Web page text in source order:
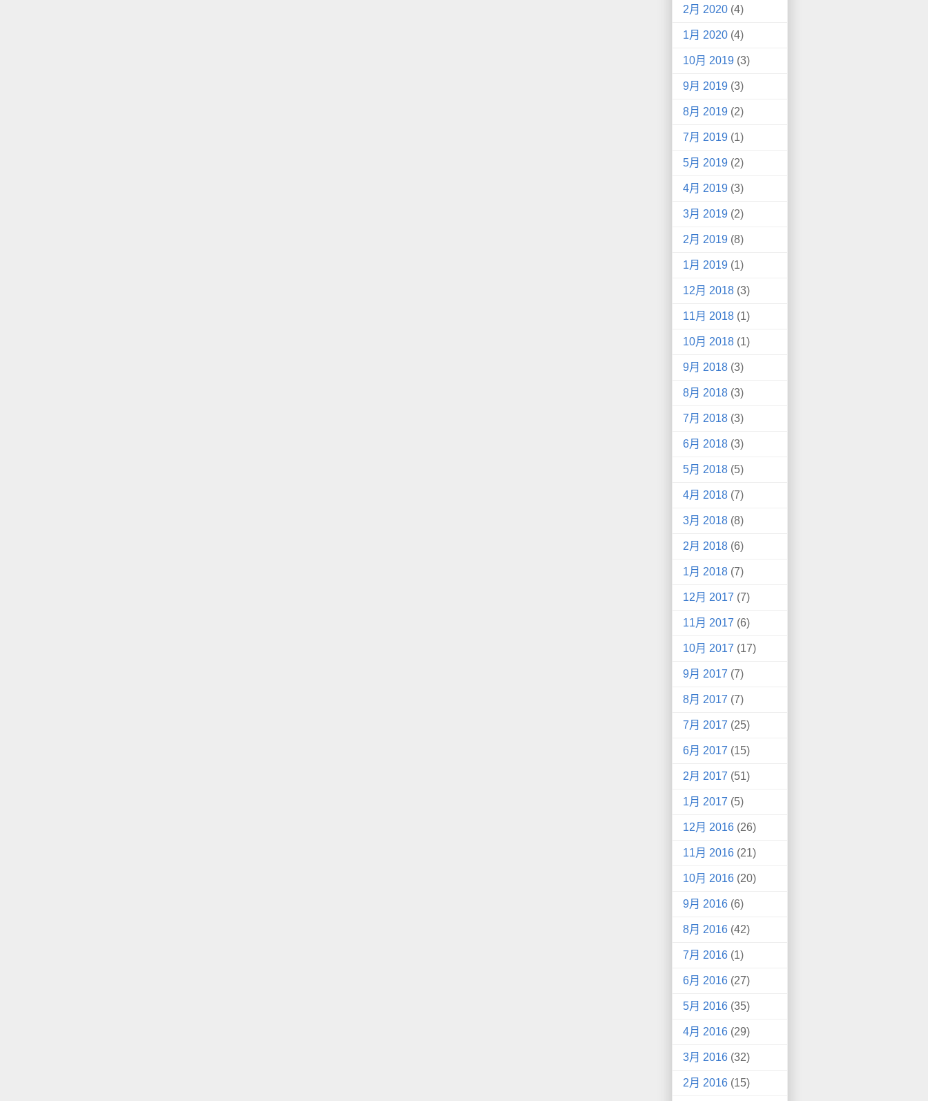
2月 2020 (4)
1月 2020 (4)
10月 2019 (3)
9月 2019 (3)
8月 2019 (2)
7月 2019 (1)
5月 2019 (2)
4月 2019 (3)
3月 2019 (2)
2月 2019 (8)
1月 2019 (1)
12月 2018 (3)
11月 2018 (1)
10月 2018 (1)
9月 2018 (3)
8月 2018 (3)
7月 2018 (3)
6月 2018 (3)
5月 2018 (5)
4月 2018 (7)
3月 2018 (8)
2月 2018 (6)
1月 2018 (7)
12月 2017 (7)
11月 2017 (6)
10月 2017 (17)
9月 2017 (7)
8月 2017 (7)
7月 2017 (25)
6月 2017 (15)
2月 2017 (51)
1月 2017 (5)
12月 2016 (26)
11月 2016 (21)
10月 2016 (20)
9月 2016 (6)
8月 2016 (42)
7月 2016 (1)
6月 2016 (27)
5月 2016 (35)
4月 2016 (29)
3月 2016 (32)
2月 2016 (15)